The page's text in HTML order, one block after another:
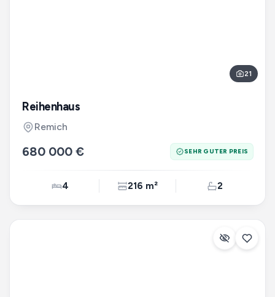
21
Reihenhaus
Remich
680 000 € SEHR GUTER PREIS
4 216 m² 2